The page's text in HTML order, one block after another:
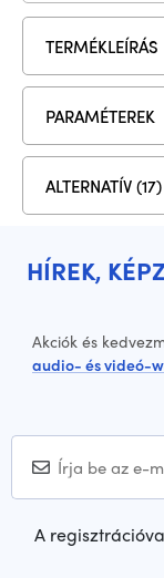
TERMÉKLEÍRÁS
PARAMÉTEREK
ALTERNATÍV (17)
HÍREK,
Akciók és
audio- és videó-
A